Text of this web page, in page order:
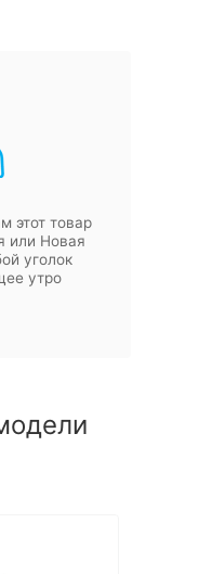
этот товар
или Новая
уголок
утро